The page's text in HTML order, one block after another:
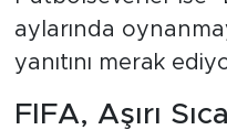
aylarında
yanıtını merak
FIFA, Aşırı